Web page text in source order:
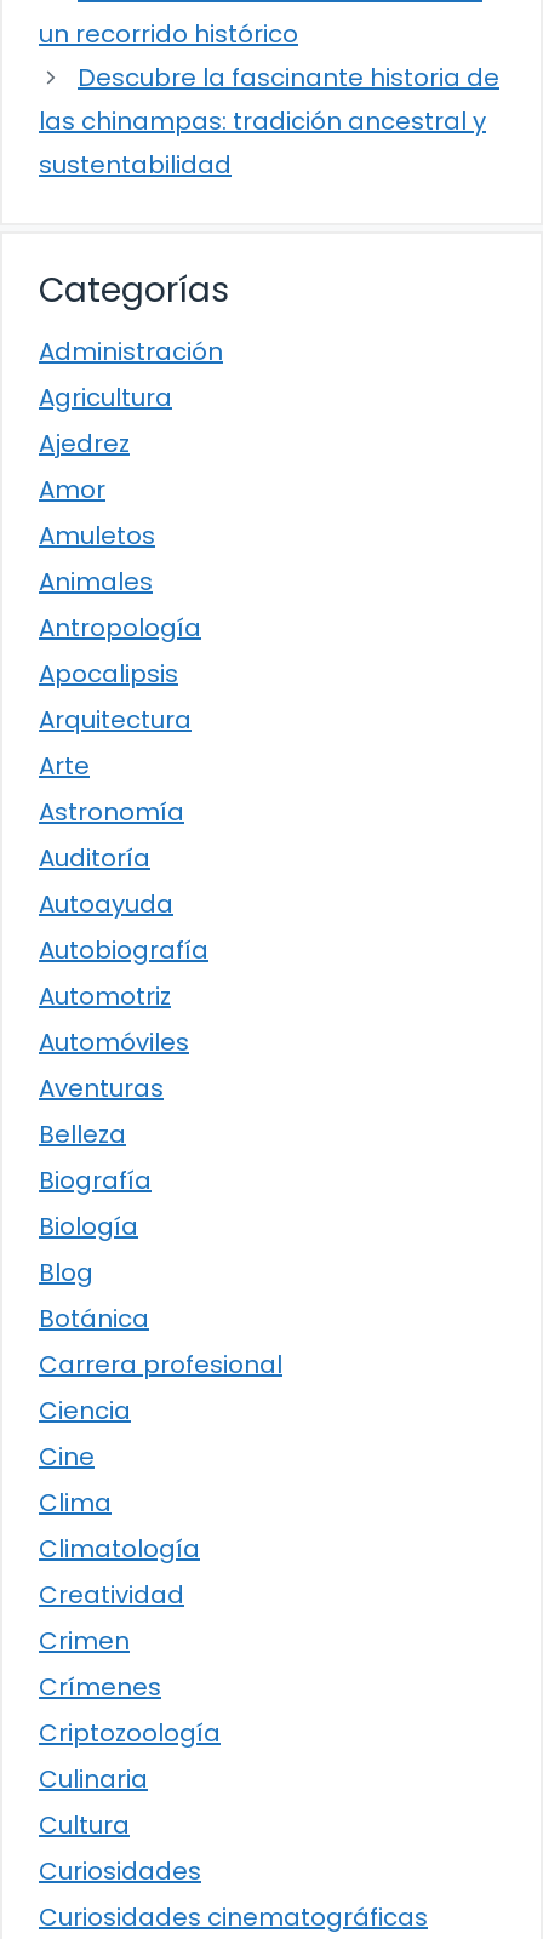
un recorrido histórico
Descubre la fascinante historia de
las chinampas: tradición ancestral y
sustentabilidad
Categorías
Administración
Agricultura
Ajedrez
Amor
Amuletos
Animales
Antropología
Apocalipsis
Arquitectura
Arte
Astronomía
Auditoría
Autoayuda
Autobiografía
Automotriz
Automóviles
Aventuras
Belleza
Biografía
Biología
Blog
Botánica
Carrera profesional
Ciencia
Cine
Clima
Climatología
Creatividad
Crimen
Crímenes
Criptozoología
Culinaria
Cultura
Curiosidades
Curiosidades cinematográficas